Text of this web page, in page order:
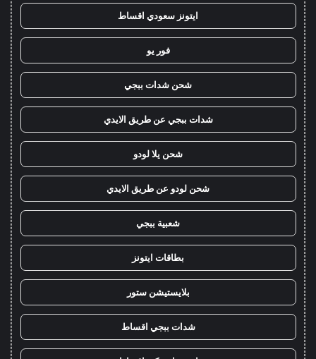
ايتونز سعودي اقساط
فور يو
شحن شدات ببجي
شدات ببجي عن طريق الايدي
شحن يلا لودو
شحن لودو عن طريق الايدي
شعبية ببجي
بطاقات ايتونز
بلايستيشن ستور
شدات ببجي اقساط